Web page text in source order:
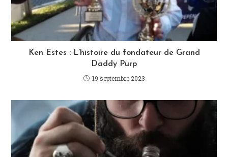
Ken Estes : L’histoire du fondateur de Grand
Daddy Purp
19 septembre 2023